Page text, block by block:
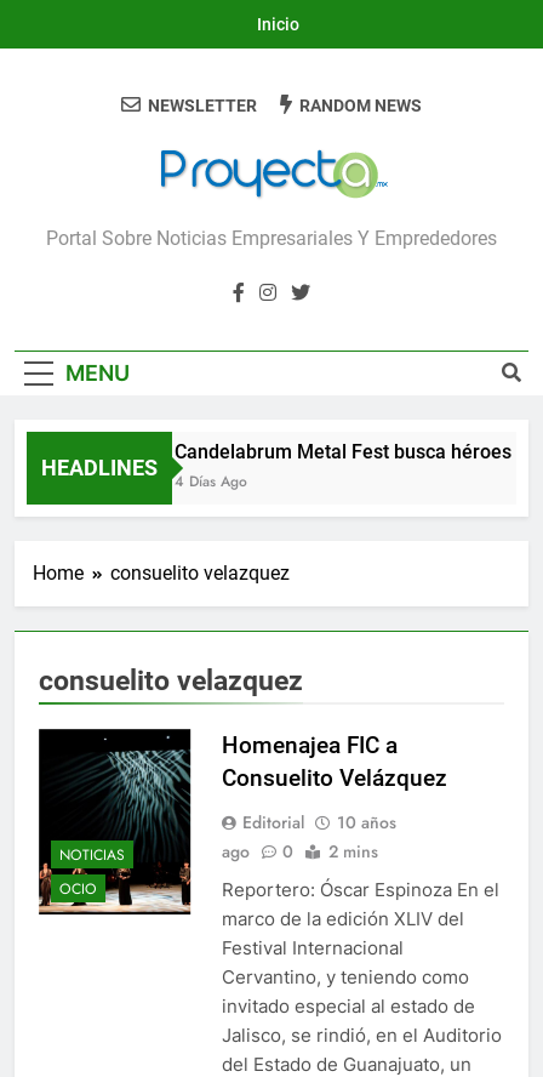
Inicio
Proyecta
Portal Sobre Noticias Empresariales Y Emprededores
NEWSLETTER RANDOM NEWS
MENU
HEADLINES
Candelabrum Metal Fest busca héroes de
4 Días Ago
Home consuelito velazquez
consuelito velazquez
NOTICIAS
OCIO
Homenajea FIC a
Consuelito Velázquez
Editorial
10 años
ago
0 2 mins
Reportero: Óscar Espinoza En el
marco de la edición XLIV del
Festival Internacional
Cervantino, y teniendo como
invitado especial al estado de
Jalisco, se rindió, en el Auditorio
del Estado de Guanajuato, un